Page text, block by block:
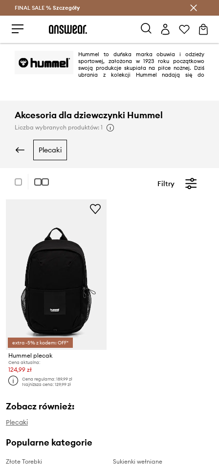
Oszczędzaj z Answear Club >
FINAL SALE % Szczegóły
Hummel to duńska marka obuwia i odzieży
sportowej, założona w 1923 roku początkowo
swoją produkcje skupiała na piłce nożnej. Dziś
ubrania z kolekcji Hummel nadają się do
Akcesoria dla dziewczynki Hummel
Liczba wybranych produktów: 1
plecaki
Filtry
extra -5% z kodem: OFF*
Hummel plecak
Cena aktualna:
124,99 zł
Cena regularna:189,99 zł
Najniższa cena:129,99 zł
Zobacz również:
Plecaki
Popularne kategorie
Złote Torebki
Sukienki wełniane